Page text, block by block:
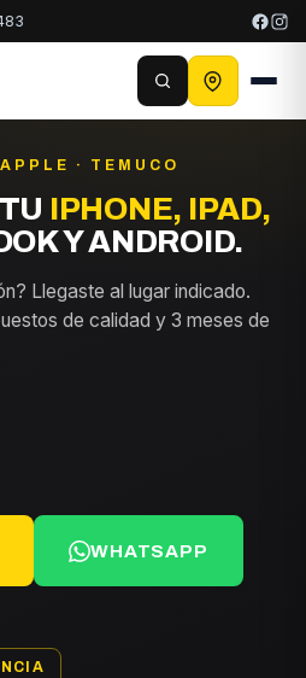
· TEMUCO
IPHONE, IPAD,
Y ANDROID.
Llegaste al lugar indicado.
de calidad y 3 meses de
WHATSAPP